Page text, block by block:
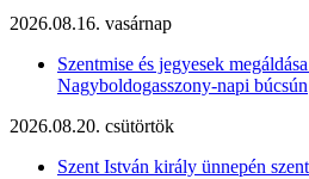
2026.08.16. vasárnap
Szentmise és jegyesek
Nagyboldogasszony-napi búcsún
2026.08.20. csütörtök
Szent István király ünnepén